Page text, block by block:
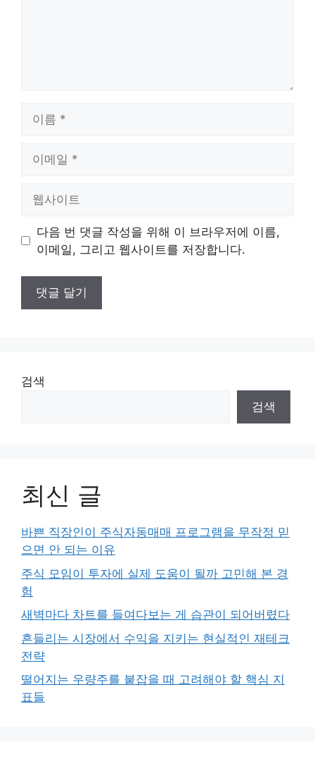
트
다음 번 댓글 작성을 위해 이 브라우저에 이름,
이메일, 그리고 웹사이트를 저장합니다.
검색
검색
최신 글
바쁜 직장인이 주식자동매매 프로그램을 무작정 믿
으면 안 되는 이유
주식 모임이 투자에 실제 도움이 될까 고민해 본 경
험
새벽마다 차트를 들여다보는 게 습관이 되어버렸다
흔들리는 시장에서 수익을 지키는 현실적인 재테크
전략
떨어지는 우량주를 붙잡을 때 고려해야 할 핵심 지
표들